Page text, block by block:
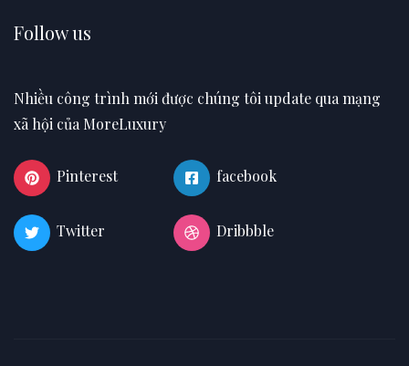
Follow us
Nhiều công trình mới được chúng tôi update qua mạng
xã hội của MoreLuxury
Pinterest facebook
Twitter Dribbble